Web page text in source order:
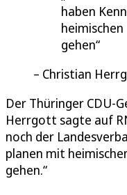
haben
gehen
Christian
Der Thüringer CDU-
Herrgott sagte auf
noch der
planen mit
gehen.“